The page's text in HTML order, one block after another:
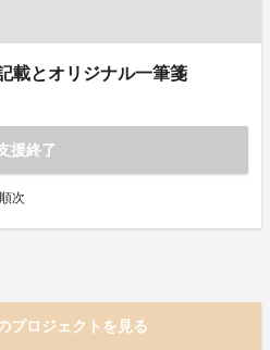
載とオリジナル一筆箋
援終了
次
プロジェクトを見る